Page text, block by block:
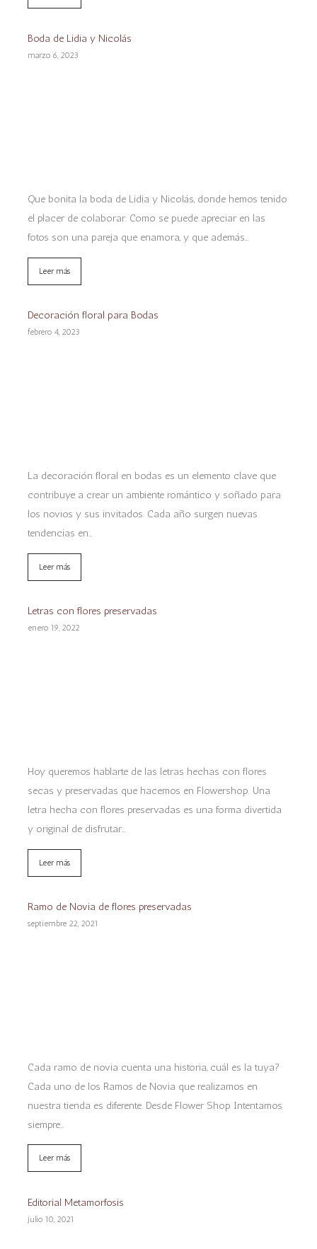
Boda de Lidia y Nicolás
marzo 6, 2023
Que bonita la boda de Lidia y Nicolás, donde hemos tenido
el placer de colaborar. Como se puede apreciar en las
fotos son una pareja que enamora, y que además…
Leer más
Decoración floral para Bodas
febrero 4, 2023
La decoración floral en bodas es un elemento clave que
contribuye a crear un ambiente romántico y soñado para
los novios y sus invitados. Cada año surgen nuevas
tendencias en…
Leer más
Letras con flores preservadas
enero 19, 2022
Hoy queremos hablarte de las letras hechas con flores
secas y preservadas que hacemos en Flowershop. Una
letra hecha con flores preservadas es una forma divertida
y original de disfrutar…
Leer más
Ramo de Novia de flores preservadas
septiembre 22, 2021
Cada ramo de novia cuenta una historia, cuál es la tuya?
Cada uno de los Ramos de Novia que realizamos en
nuestra tienda es diferente. Desde Flower Shop Intentamos
siempre…
Leer más
Editorial Metamorfosis
julio 10, 2021